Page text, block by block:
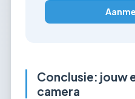
Conclusie: jouw
camera